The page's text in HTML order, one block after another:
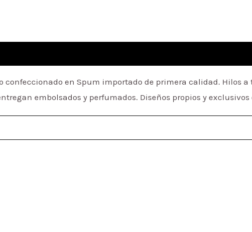
en Spum importado de primera calidad. Hilos a
embolsados y perfumados. Diseños propios y